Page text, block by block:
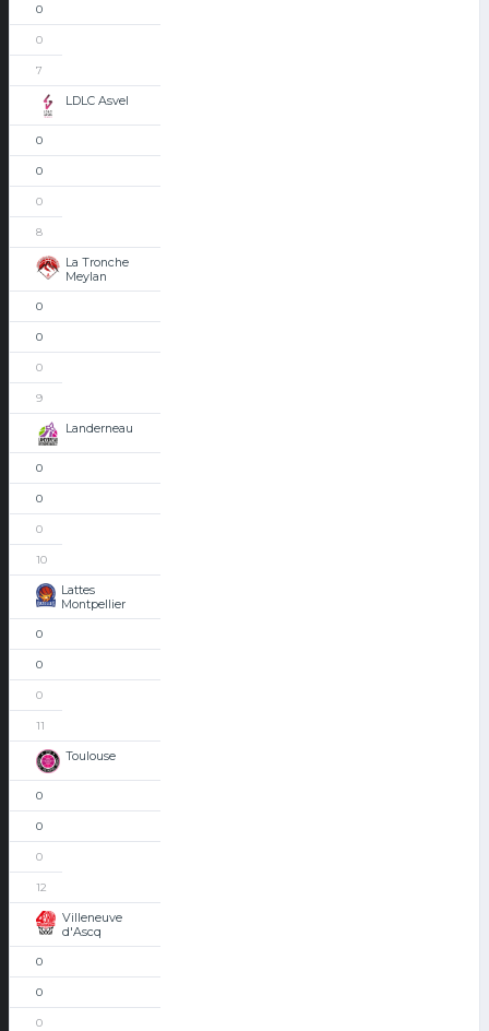
0
0
7
LDLC Asvel
0
0
0
8
La Tronche
Meylan
0
0
0
9
Landerneau
0
0
0
10
Lattes
Montpellier
0
0
0
11
Toulouse
0
0
0
12
Villeneuve
d'Ascq
0
0
0